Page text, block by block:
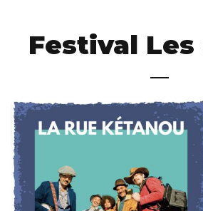
Festival Les